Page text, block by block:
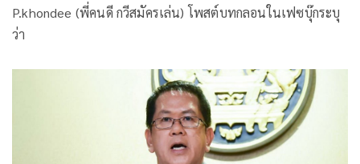
P.khondee (พี่คนดี กวีสมัครเล่น) โพสต์บทกลอนในเฟซบุ๊กระบุ
ว่า